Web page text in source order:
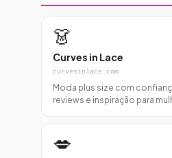
👗
Curves in Lace
curvesinlace.com
Moda plus size com
reviews e inspiração para
💋